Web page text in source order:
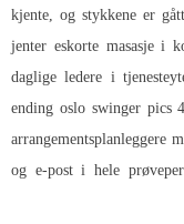
kjente, og stykkene er
jenter eskorte masasje i
daglige ledere i
ending oslo swinger pics
arrangementsplanleggere
og e-post i hele